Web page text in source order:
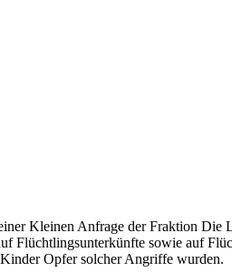
Kleinen Anfrage der Fraktion Die
Flüchtlingsunterkünfte sowie auf
Opfer solcher Angriffe wurden.